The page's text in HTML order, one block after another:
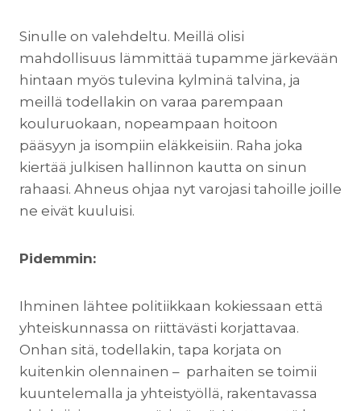
Sinulle on valehdeltu. Meillä olisi
mahdollisuus lämmittää tupamme järkevään
hintaan myös tulevina kylminä talvina, ja
meillä todellakin on varaa parempaan
kouluruokaan, nopeampaan hoitoon
pääsyyn ja isompiin eläkkeisiin. Raha joka
kiertää julkisen hallinnon kautta on sinun
rahaasi. Ahneus ohjaa nyt varojasi tahoille joille
ne eivät kuuluisi.
Pidemmin:
Ihminen lähtee politiikkaan kokiessaan että
yhteiskunnassa on riittävästi korjattavaa.
Onhan sitä, todellakin, tapa korjata on
kuitenkin olennainen – parhaiten se toimii
kuuntelemalla ja yhteistyöllä, rakentavassa